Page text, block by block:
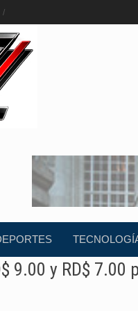
9.00 y RD$ 7.00